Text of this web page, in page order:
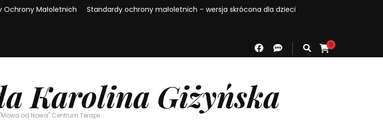
Ochrony Małoletnich
Standardy ochrony małoletnich – wersja skrócona dla dzieci
0
Karolina Giżyńska
"Mowa od Nowa" Centrum Terapii